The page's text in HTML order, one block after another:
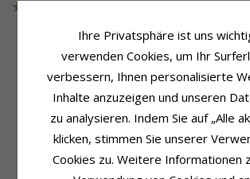
Produktinformation
Ringtyp:Herrenring
Metall:Gold- Und Weißgold
Oberfläche: Polierter
Ringschiene
Breite: 4,0 mm
Gewicht:3,7 G
Lieferzeit:
Produktinformation
Schmuckstein
Ihre Privatsphäre ist uns
verwenden Cookies, um Ihr
verbessern, Ihnen personalisierte
Inhalte anzuzeigen und unseren
zu analysieren. Indem Sie auf „Alle
klicken, stimmen Sie unserer
Cookies zu. Weitere Informationen